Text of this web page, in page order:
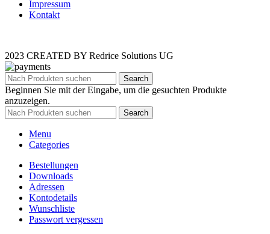
Impressum
Kontakt
2023 CREATED BY Redrice Solutions UG
Search
Beginnen Sie mit der Eingabe, um die gesuchten Produkte
anzuzeigen.
Search
Menu
Categories
Bestellungen
Downloads
Adressen
Kontodetails
Wunschliste
Passwort vergessen